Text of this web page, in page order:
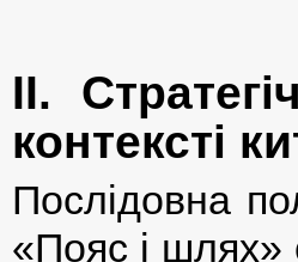
ІІ.
контексті
Послідовна
«Пояс і шлях»